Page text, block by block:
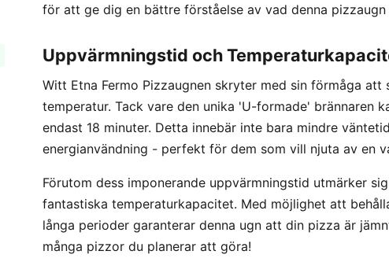
för att ge dig en bättre förståelse av vad denna
Uppvärmningstid och
Witt Etna Fermo Pizzaugnen skryter med sin förmåga
temperatur. Tack vare den unika 'U-formade' brännaren
endast 18 minuter. Detta innebär inte bara mindre
energianvändning - perfekt för dem som vill njuta av en
Förutom dess imponerande uppvärmningstid utmärker
fantastiska temperaturkapacitet. Med möjlighet att
långa perioder garanterar denna ugn att din pizza är
många pizzor du planerar att göra!